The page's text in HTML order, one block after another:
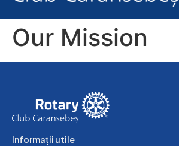
Our Mission
Informații utile